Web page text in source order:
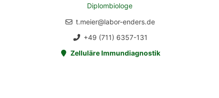
Diplombiologe
t.meier@labor-enders.de
+49 (711) 6357-131
Zelluläre Immundiagnostik